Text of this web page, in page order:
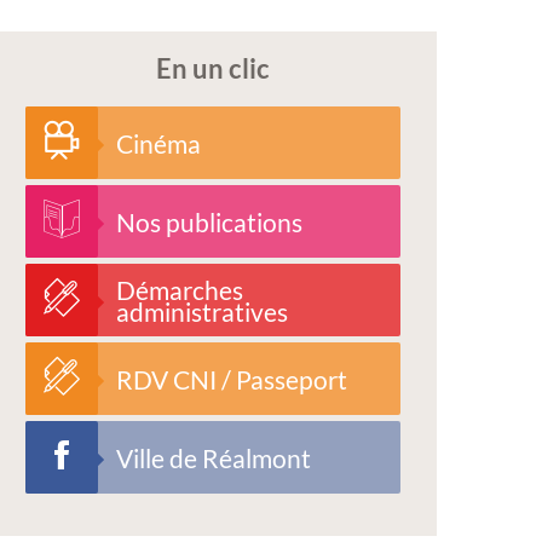
En un clic
Cinéma
Nos publications
Démarches
administratives
RDV CNI / Passeport
Ville de Réalmont